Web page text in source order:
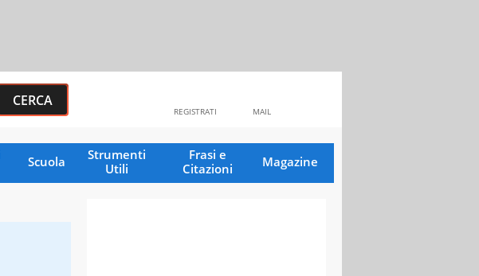
MAIL
REGISTRATI
Scuola
Strumenti
Utili
Frasi e
Citazioni
Magazine